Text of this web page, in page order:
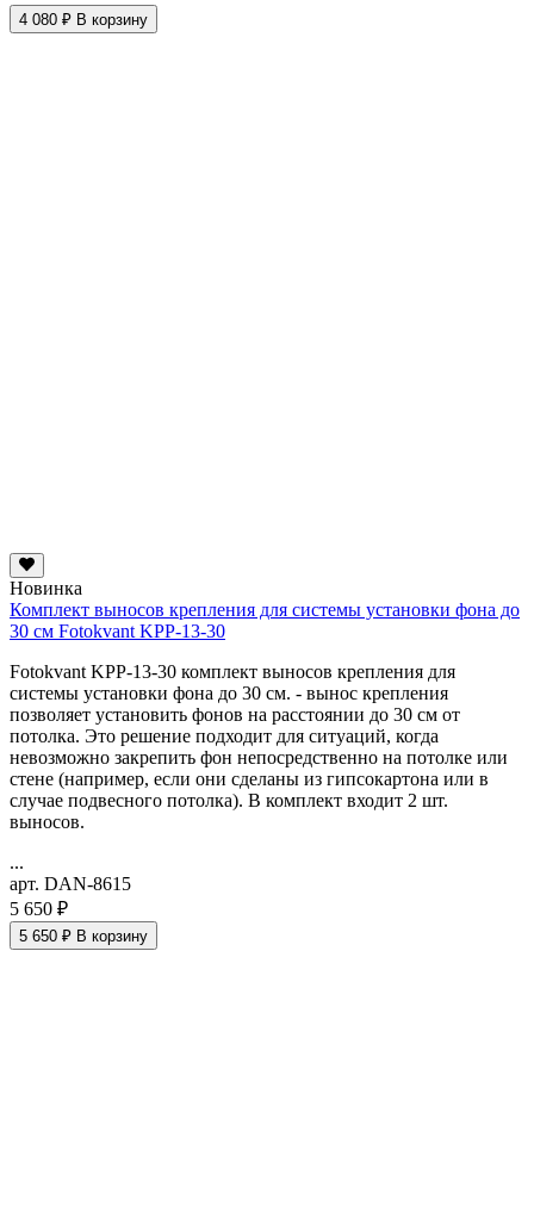
4 080 ₽ В корзину
Новинка
Комплект выносов крепления для системы установки фона до
30 см Fotokvant KPP-13-30
Fotokvant KPP-13-30 комплект выносов крепления для
системы установки фона до 30 см. - вынос крепления
позволяет установить фонов на расстоянии до 30 см от
потолка. Это решение подходит для ситуаций, когда
невозможно закрепить фон непосредственно на потолке или
стене (например, если они сделаны из гипсокартона или в
случае подвесного потолка). В комплект входит 2 шт.
выносов.
...
арт. DAN-8615
5 650 ₽
5 650 ₽ В корзину